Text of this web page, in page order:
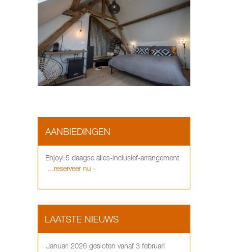
AANBIEDINGEN
Enjoy! 5 daagse alles-inclusief-arrangement
...reserveer nu ›
LAATSTE NIEUWS
Januari 2026 gesloten vanaf 3 februari